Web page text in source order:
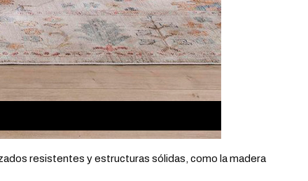
resistentes y estructuras sólidas, como la madera